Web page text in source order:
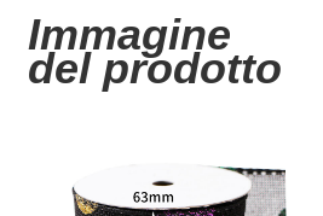
Immagine
del prodotto